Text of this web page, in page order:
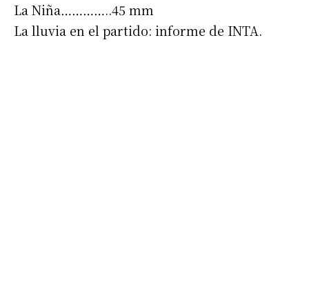
La Niña…………..45 mm
La lluvia en el partido: informe de INTA.